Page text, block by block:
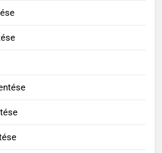
jelentése
BETŰS SZAVAK JELENTÉSE
BETŰS SZAVAK JELENTÉSE